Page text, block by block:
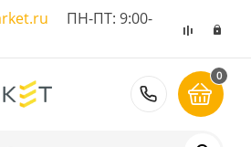
ПН-ПТ: 9:00-
8 (495)
0